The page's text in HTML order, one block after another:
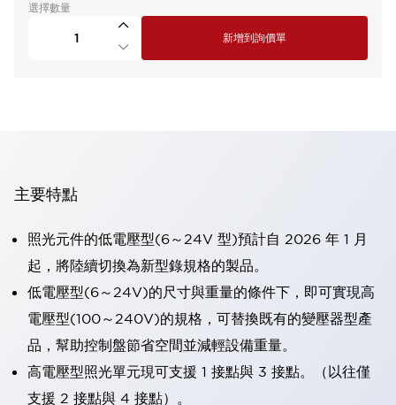
選擇數量
新增到詢價單
主要特點
照光元件的低電壓型(6～24V 型)預計自 2026 年 1 月
起，將陸續切換為新型錄規格的製品。
低電壓型(6～24V)的尺寸與重量的條件下，即可實現高
電壓型(100～240V)的規格，可替換既有的變壓器型產
品，幫助控制盤節省空間並減輕設備重量。
高電壓型照光單元現可支援 1 接點與 3 接點。（以往僅
支援 2 接點與 4 接點）。